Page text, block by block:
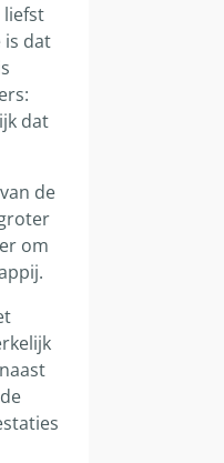
liefst
is dat
dat
de
om